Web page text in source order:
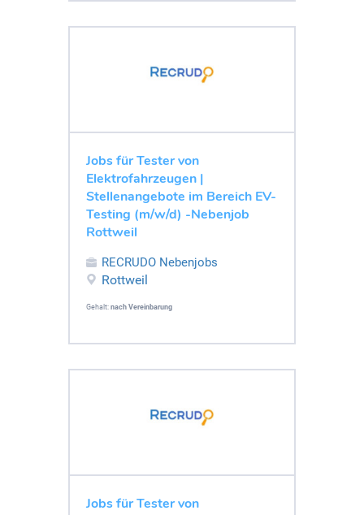
Jobs für Tester von
Elektrofahrzeugen |
Stellenangebote im Bereich EV-
Testing (m/w/d) -Nebenjob
Rottweil
RECRUDO Nebenjobs
Rottweil
Gehalt: nach Vereinbarung
Jobs für Tester von